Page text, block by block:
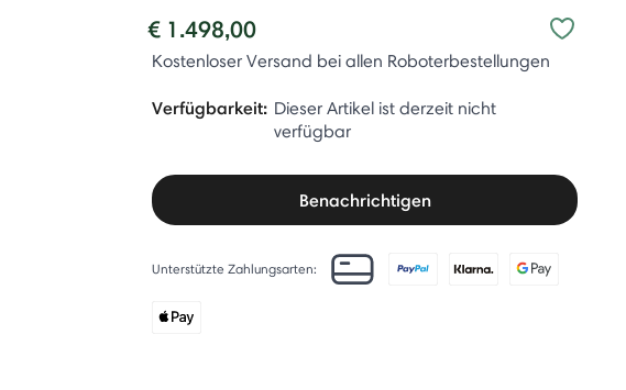
€ 1.498,00
Kostenloser Versand bei allen Roboterbestellungen
Verfügbarkeit: Dieser Artikel ist derzeit nicht
verfügbar
Benachrichtigen
Unterstützte Zahlungsarten: